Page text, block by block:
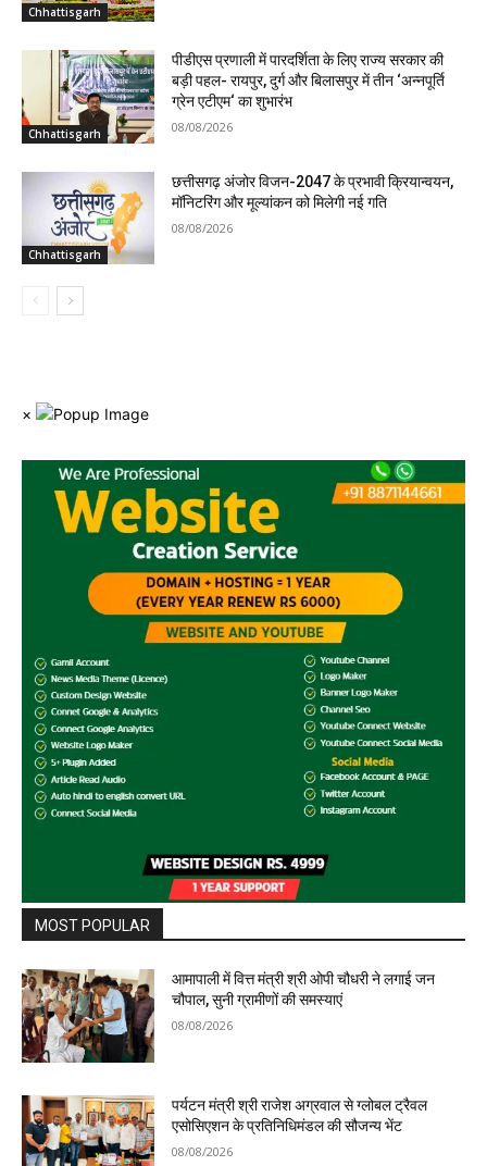
Chhattisgarh
Chhattisgarh
पीडीएस प्रणाली में पारदर्शिता के लिए राज्य सरकार की
बड़ी पहल- रायपुर, दुर्ग और बिलासपुर में तीन ‘अन्नपूर्ति
ग्रेन एटीएम‘ का शुभारंभ
08/08/2026
Chhattisgarh
छत्तीसगढ़ अंजोर विजन-2047 के प्रभावी क्रियान्वयन,
मॉनिटरिंग और मूल्यांकन को मिलेगी नई गति
08/08/2026
×
MOST POPULAR
आमापाली में वित्त मंत्री श्री ओपी चौधरी ने लगाई जन
चौपाल, सुनी ग्रामीणों की समस्याएं
08/08/2026
पर्यटन मंत्री श्री राजेश अग्रवाल से ग्लोबल ट्रैवल
एसोसिएशन के प्रतिनिधिमंडल की सौजन्य भेंट
08/08/2026